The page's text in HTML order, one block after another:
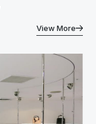
View More